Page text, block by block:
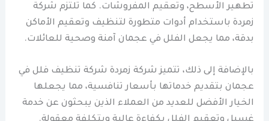
تطهير الأسطح، وتعقيم المفروشات. كما تلتزم شركة
زمردة باستخدام أدوات متطورة لتنظيف وتعقيم الأماكن
بدقة، مما يجعل الفلل في عجمان آمنة وصحية للعائلات.
بالإضافة إلى ذلك، تتميز شركة زمردة شركة تنظيف فلل في
عجمان بتقديم خدماتها بأسعار تنافسية، مما يجعلها
الخيار الأفضل للعديد من العملاء الذين يبحثون عن خدمة